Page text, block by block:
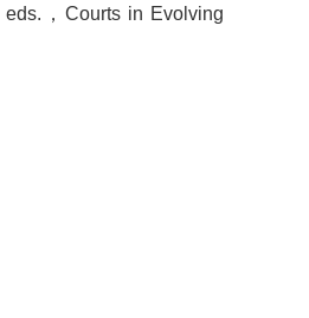
eds. ，Courts in Evolving